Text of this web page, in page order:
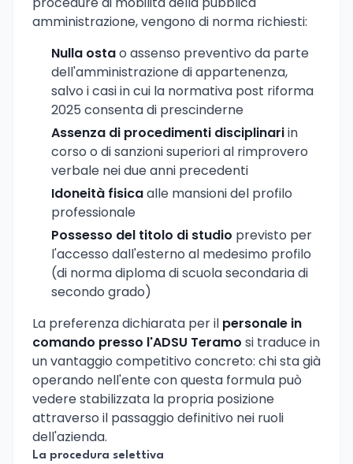
amministrazione, vengono di norma richiesti:
Nulla ostao assenso preventivo da parte
dell'amministrazione di appartenenza,
salvo i casi in cui la normativa post riforma
2025 consenta di prescinderne
Assenza di procedimenti disciplinariin
corso o di sanzioni superiori al rimprovero
verbale nei due anni precedenti
Idoneità fisicaalle mansioni del profilo
professionale
Possesso del titolo di studio previsto per
l'accesso dall'esterno al medesimo profilo
(di norma diploma di scuola secondaria di
secondo grado)
La preferenza dichiarata per il personale in
comando presso l'ADSU Teramo si traduce in
un vantaggio competitivo concreto: chi sta già
operando nell'ente con questa formula può
vedere stabilizzata la propria posizione
attraverso il passaggio definitivo nei ruoli
dell'azienda.
La procedura selettiva